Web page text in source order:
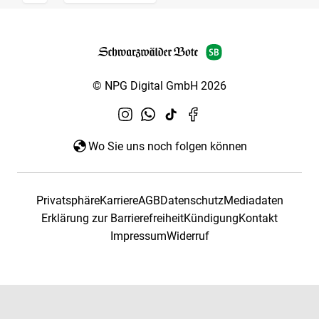
© NPG Digital GmbH 2026
Wo Sie uns noch folgen können
PrivatsphäreKarriereAGBDatenschutzMediadaten
Erklärung zur BarrierefreiheitKündigungKontakt
ImpressumWiderruf